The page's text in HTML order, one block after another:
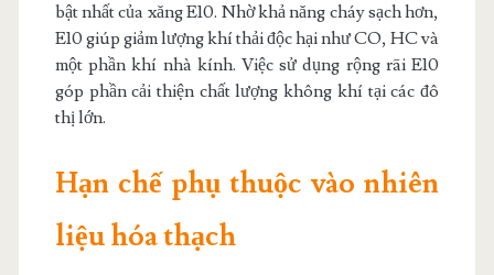
bật nhất của xăng E10. Nhờ khả năng cháy sạch hơn,
E10 giúp giảm lượng khí thải độc hại như CO, HC và
một phần khí nhà kính. Việc sử dụng rộng rãi E10
góp phần cải thiện chất lượng không khí tại các đô
thị lớn.
Hạn chế phụ thuộc vào nhiên
liệu hóa thạch